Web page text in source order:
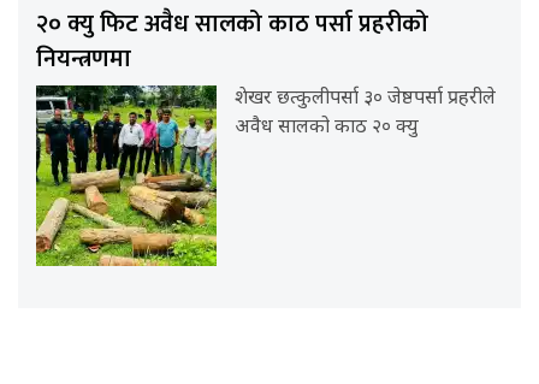
२० क्यु फिट अवैध सालको काठ पर्सा प्रहरीको
नियन्त्रणमा
शेखर छत्कुलीपर्सा ३० जेष्ठपर्सा प्रहरीले
अवैध सालको काठ २० क्यु